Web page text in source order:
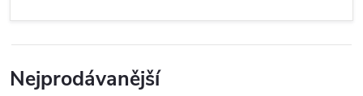
Nejprodávanější